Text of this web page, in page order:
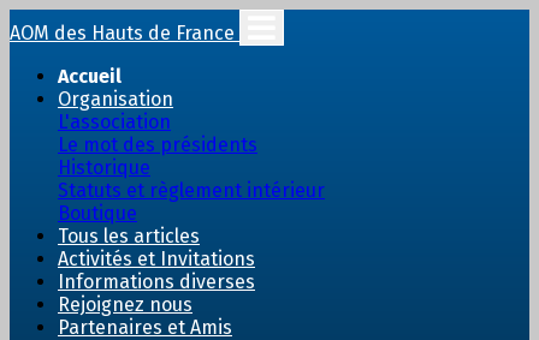
AOM des Hauts de France
Accueil
Organisation
L'association
Le mot des présidents
Historique
Statuts et règlement intérieur
Boutique
Tous les articles
Activités et Invitations
Informations diverses
Rejoignez nous
Partenaires et Amis